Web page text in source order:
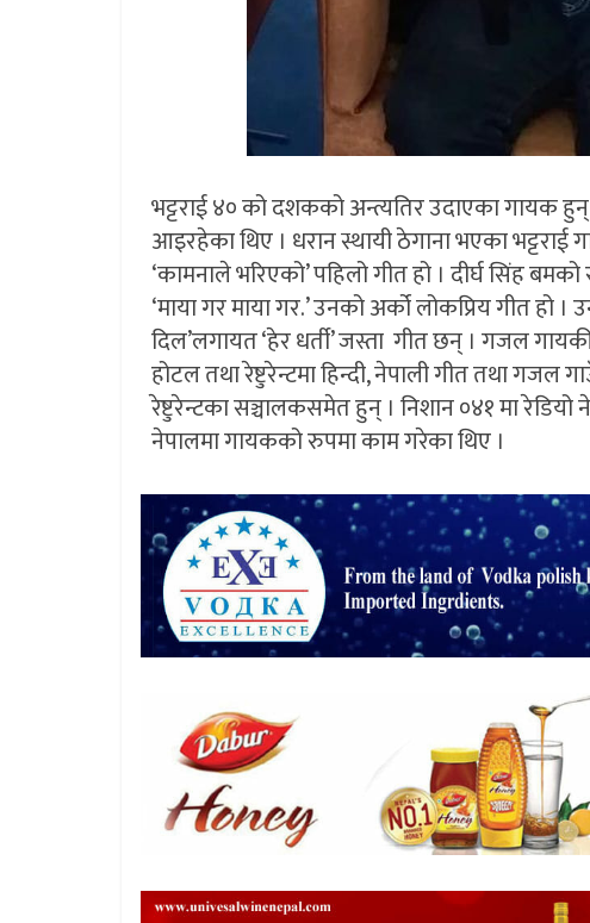
भट्टराई ४० को दशकको अन्त्यतिर उदाएका गायक
आइरहेका थिए । धरान स्थायी ठेगाना भएका भट्टराई
‘कामनाले भरिएको’ पहिलो गीत हो । दीर्घ सिंह
‘माया गर माया गर.’ उनको अर्को लोकप्रिय गीत हो
दिल’लगायत ‘हेर धर्ती’ जस्ता गीत छन् । गजल
होटल तथा रेष्टुरेन्टमा हिन्दी, नेपाली गीत तथा गजल
रेष्टुरेन्टका सञ्चालकसमेत हुन् । निशान ०४१ मा
नेपालमा गायकको रुपमा काम गरेका थिए ।